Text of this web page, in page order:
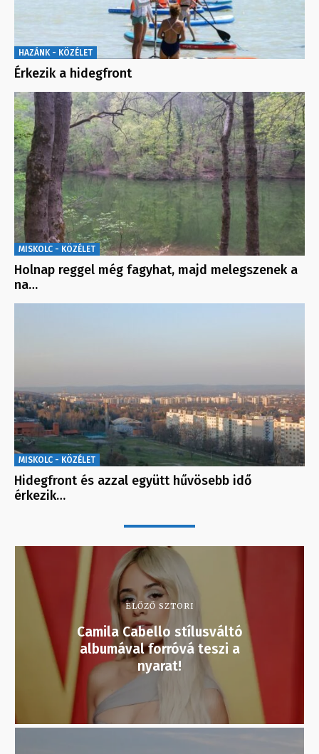
HAZÁNK - KÖZÉLET
Érkezik a hidegfront
MISKOLC - KÖZÉLET
Holnap reggel még fagyhat, majd melegszenek a
na…
MISKOLC - KÖZÉLET
Hidegfront és azzal együtt hűvösebb idő
érkezik…
ELŐZŐ SZTORI
Camila Cabello stílusváltó
albumával forróvá teszi a
nyarat!